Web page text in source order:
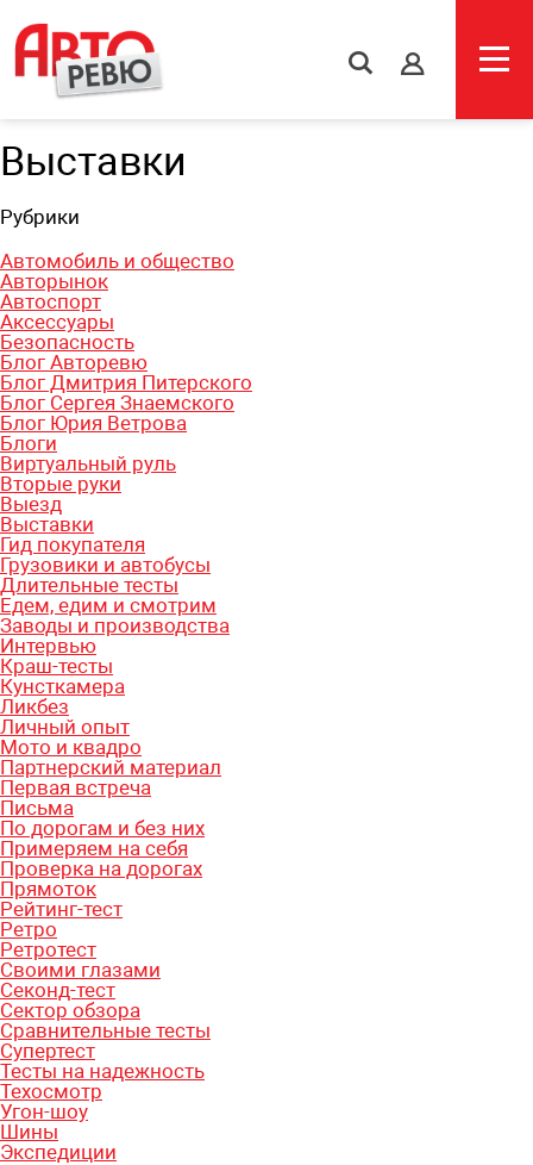
s
Выставки
Рубрики
Автомобиль и общество
Авторынок
Автоспорт
Аксессуары
Безопасность
Блог Авторевю
Блог Дмитрия Питерского
Блог Сергея Знаемского
Блог Юрия Ветрова
Блоги
Виртуальный руль
Вторые руки
Выезд
Выставки
Гид покупателя
Грузовики и автобусы
Длительные тесты
Едем, едим и смотрим
Заводы и производства
Интервью
Краш-тесты
Кунсткамера
Ликбез
Личный опыт
Мото и квадро
Партнерский материал
Первая встреча
Письма
По дорогам и без них
Примеряем на себя
Проверка на дорогах
Прямоток
Рейтинг-тест
Ретро
Ретротест
Своими глазами
Секонд-тест
Сектор обзора
Сравнительные тесты
Супертест
Тесты на надежность
Техосмотр
Угон-шоу
Шины
Экспедиции